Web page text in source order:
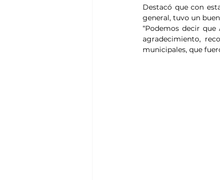
Destacó que con
general, tuvo un
“Podemos decir
agradecimiento,
municipales, que